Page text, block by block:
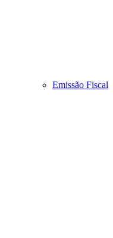
Emissão Fiscal